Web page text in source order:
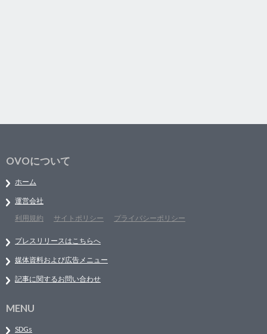
OVOについて
ホーム
運営会社
利用規約
サイトポリシー プライバシーポリシー
プレスリリースはこちらへ
媒体資料および広告メニュー
記事に関するお問い合わせ
MENU
SDGs